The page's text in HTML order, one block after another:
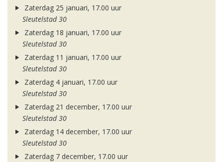
Zaterdag 25 januari, 17.00 uur
Sleutelstad 30
Zaterdag 18 januari, 17.00 uur
Sleutelstad 30
Zaterdag 11 januari, 17.00 uur
Sleutelstad 30
Zaterdag 4 januari, 17.00 uur
Sleutelstad 30
Zaterdag 21 december, 17.00 uur
Sleutelstad 30
Zaterdag 14 december, 17.00 uur
Sleutelstad 30
Zaterdag 7 december, 17.00 uur